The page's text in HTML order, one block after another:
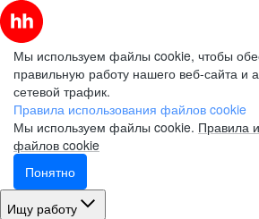
Мы используем файлы cookie, чтобы
правильную работу нашего веб-сайта и
сетевой трафик.
Правила использования файлов cookie
Мы используем файлы cookie. Правила
файлов cookie
Понятно
Ищу работу